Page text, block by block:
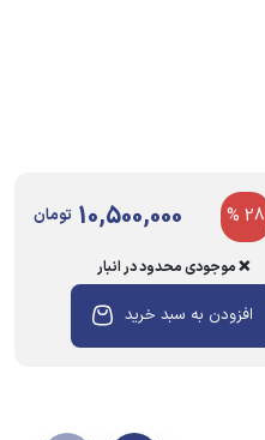
28 %
10,500,000 تومان
❌ موجودی محدود در انبار
افزودن به سبد خرید